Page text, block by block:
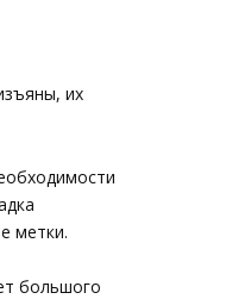
их
метки.
большого